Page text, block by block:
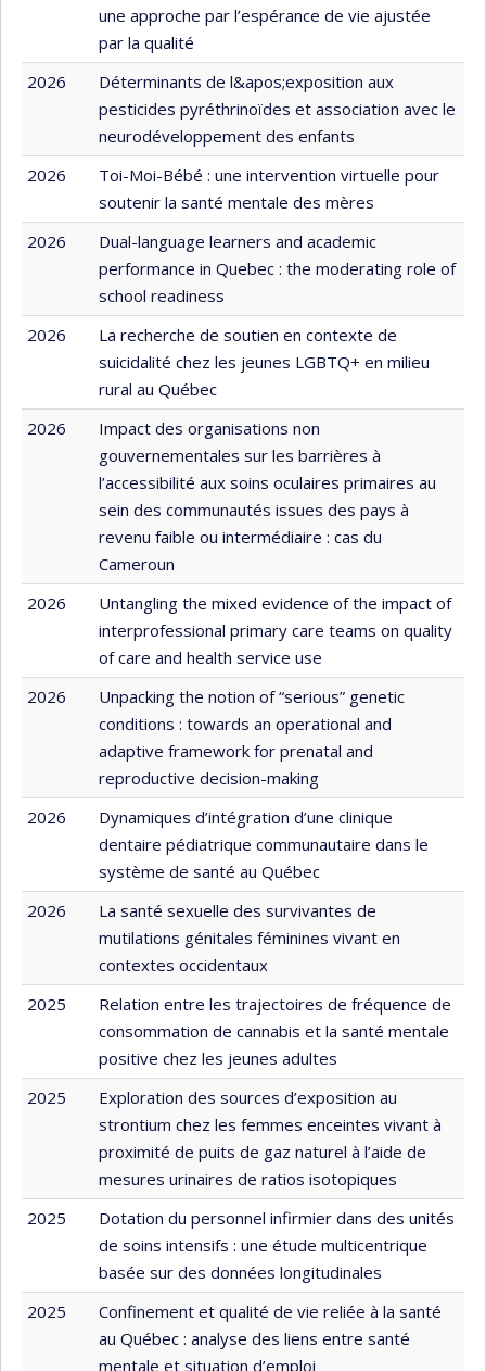
une approche par l’espérance de vie ajustée
par la qualité
2026
Déterminants de l&apos;exposition aux
pesticides pyréthrinoïdes et association avec le
neurodéveloppement des enfants
2026
Toi-Moi-Bébé : une intervention virtuelle pour
soutenir la santé mentale des mères
2026
Dual-language learners and academic
performance in Quebec : the moderating role of
school readiness
2026
La recherche de soutien en contexte de
suicidalité chez les jeunes LGBTQ+ en milieu
rural au Québec
2026
Impact des organisations non
gouvernementales sur les barrières à
l’accessibilité aux soins oculaires primaires au
sein des communautés issues des pays à
revenu faible ou intermédiaire : cas du
Cameroun
2026
Untangling the mixed evidence of the impact of
interprofessional primary care teams on quality
of care and health service use
2026
Unpacking the notion of “serious” genetic
conditions : towards an operational and
adaptive framework for prenatal and
reproductive decision-making
2026
Dynamiques d’intégration d’une clinique
dentaire pédiatrique communautaire dans le
système de santé au Québec
2026
La santé sexuelle des survivantes de
mutilations génitales féminines vivant en
contextes occidentaux
2025
Relation entre les trajectoires de fréquence de
consommation de cannabis et la santé mentale
positive chez les jeunes adultes
2025
Exploration des sources d’exposition au
strontium chez les femmes enceintes vivant à
proximité de puits de gaz naturel à l’aide de
mesures urinaires de ratios isotopiques
2025
Dotation du personnel infirmier dans des unités
de soins intensifs : une étude multicentrique
basée sur des données longitudinales
2025
Confinement et qualité de vie reliée à la santé
au Québec : analyse des liens entre santé
mentale et situation d’emploi